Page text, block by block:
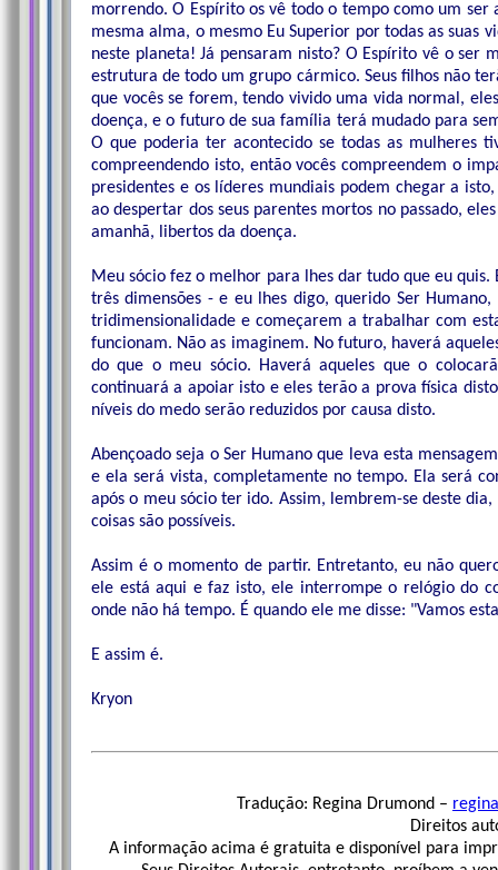
morrendo. O Espírito os vê todo o tempo como um
mesma alma, o mesmo Eu Superior por todas as suas
neste planeta! Já pensaram nisto? O Espírito vê o ser
estrutura de todo um grupo cármico. Seus filhos não
que vocês se forem, tendo vivido uma vida normal,
doença, e o futuro de sua família terá mudado para
O que poderia ter acontecido se todas as mulheres
compreendendo isto, então vocês compreendem o
presidentes e os líderes mundiais podem chegar a
ao despertar dos seus parentes mortos no passado,
amanhã, libertos da doença.
Meu sócio fez o melhor para lhes dar tudo que eu
três dimensões - e eu lhes digo, querido Ser
tridimensionalidade e começarem a trabalhar com
funcionam. Não as imaginem. No futuro, haverá
do que o meu sócio. Haverá aqueles que o
continuará a apoiar isto e eles terão a prova física
níveis do medo serão reduzidos por causa disto.
Abençoado seja o Ser Humano que leva esta
e ela será vista, completamente no tempo. Ela será
após o meu sócio ter ido. Assim, lembrem-se deste
coisas são possíveis.
Assim é o momento de partir. Entretanto, eu não
ele está aqui e faz isto, ele interrompe o relógio do
onde não há tempo. É quando ele me disse: "Vamos
E assim é.
Kryon
Tradução: Regina Drumond –
Direitos
A informação acima é gratuita e disponível para